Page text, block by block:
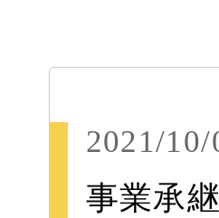
2021/10/
事業承